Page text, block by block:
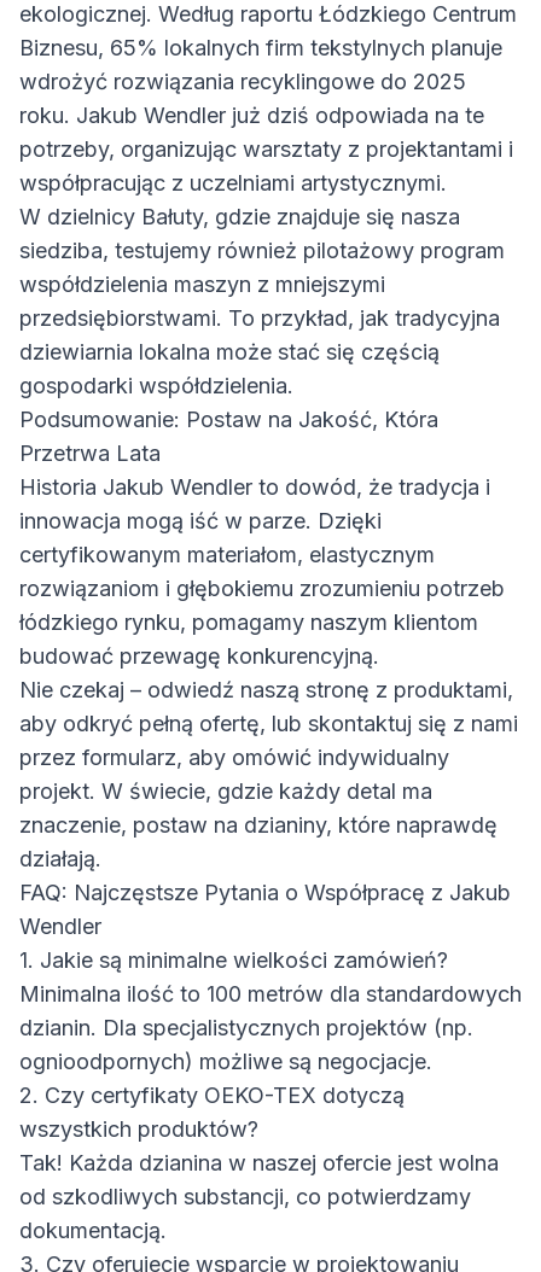
ekologicznej. Według raportu Łódzkiego Centrum
Biznesu, 65% lokalnych firm tekstylnych planuje
wdrożyć rozwiązania recyklingowe do 2025
roku. Jakub Wendler już dziś odpowiada na te
potrzeby, organizując warsztaty z projektantami i
współpracując z uczelniami artystycznymi.
W dzielnicy Bałuty, gdzie znajduje się nasza
siedziba, testujemy również pilotażowy program
współdzielenia maszyn z mniejszymi
przedsiębiorstwami. To przykład, jak tradycyjna
dziewiarnia lokalna może stać się częścią
gospodarki współdzielenia.
Podsumowanie: Postaw na Jakość, Która
Przetrwa Lata
Historia Jakub Wendler to dowód, że tradycja i
innowacja mogą iść w parze. Dzięki
certyfikowanym materiałom, elastycznym
rozwiązaniom i głębokiemu zrozumieniu potrzeb
łódzkiego rynku, pomagamy naszym klientom
budować przewagę konkurencyjną.
Nie czekaj – odwiedź naszą stronę z produktami,
aby odkryć pełną ofertę, lub skontaktuj się z nami
przez formularz, aby omówić indywidualny
projekt. W świecie, gdzie każdy detal ma
znaczenie, postaw na dzianiny, które naprawdę
działają.
FAQ: Najczęstsze Pytania o Współpracę z Jakub
Wendler
1. Jakie są minimalne wielkości zamówień?
Minimalna ilość to 100 metrów dla standardowych
dzianin. Dla specjalistycznych projektów (np.
ognioodpornych) możliwe są negocjacje.
2. Czy certyfikaty OEKO-TEX dotyczą
wszystkich produktów?
Tak! Każda dzianina w naszej ofercie jest wolna
od szkodliwych substancji, co potwierdzamy
dokumentacją.
3. Czy oferujecie wsparcie w projektowaniu